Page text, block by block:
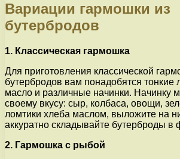
Вариации гармошки из
бутербродов
1. Классическая гармошка
Для приготовления классической
бутербродов вам понадобятся тонкие
масло и различные начинки. Начинку
своему вкусу: сыр, колбаса, овощи,
ломтики хлеба маслом, выложите на
аккуратно складывайте бутерброды
2. Гармошка с рыбой